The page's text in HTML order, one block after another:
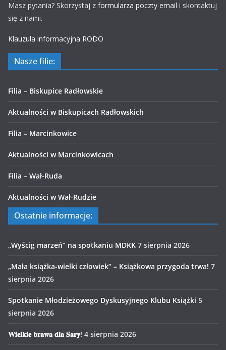
Masz pytania? Skorzystaj z formularza poczty email i skontaktuj
się z nami.
Klauzula informacyjna RODO
Nasze filie:
Filia – Biskupice Radłowskie
Aktualności w Biskupicach Radłowskich
Filia – Marcinkowice
Aktualności w Marcinkowicach
Filia – Wał-Ruda
Aktualności w Wał-Rudzie
Ostatnie informacje:
„Wyścig marzeń” na spotkaniu MDKK 7 sierpnia 2026
„Mała książka-wielki człowiek” – Książkowa przygoda trwa! 7
sierpnia 2026
Spotkanie Młodzieżowego Dyskusyjnego Klubu Książki 5
sierpnia 2026
𝐖𝐢𝐞𝐥𝐤𝐢𝐞 𝐛𝐫𝐚𝐰𝐚 𝐝𝐥𝐚 𝐒𝐚𝐫𝐲! 4 sierpnia 2026